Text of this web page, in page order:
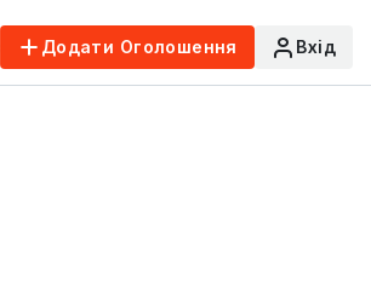
Додати Оголошення Вхід